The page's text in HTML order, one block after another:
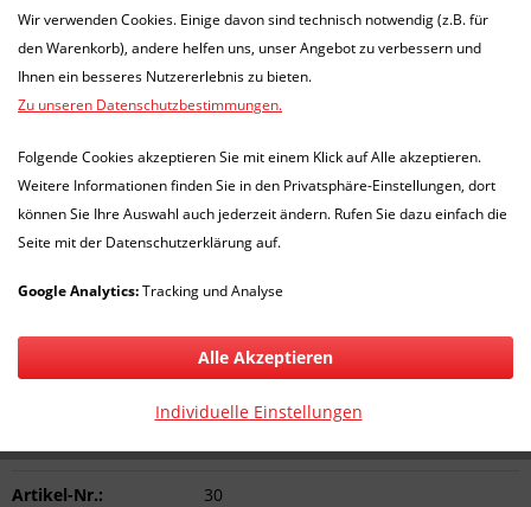
inkl. MwSt.zzgl. Versandkosten
In denWarenkorb
Artikel-Nr.: 30
Wir verwenden Cookies. Einige davon sind technisch notwendig (z.B. für
den Warenkorb), andere helfen uns, unser Angebot zu verbessern und
Ihnen ein besseres Nutzererlebnis zu bieten.
Zu unseren Datenschutzbestimmungen.
Folgende Cookies akzeptieren Sie mit einem Klick auf Alle akzeptieren.
Weitere Informationen finden Sie in den Privatsphäre-Einstellungen, dort
können Sie Ihre Auswahl auch jederzeit ändern. Rufen Sie dazu einfach die
Seite mit der Datenschutzerklärung auf.
Google Analytics:Tracking und Analyse
Individuelle Einstellungen
Alle Akzeptieren